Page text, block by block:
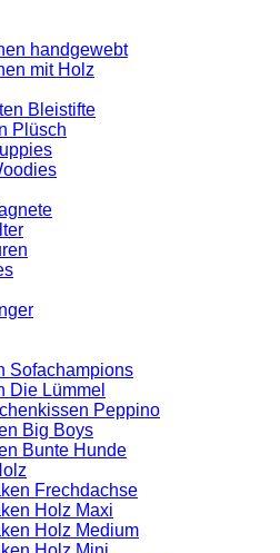
handgewebt
mit Holz
Bleistifte
Plüsch
Sofachampions
Die Lümmel
Peppino
Big Boys
Bunte Hunde
Frechdachse
Holz Maxi
Holz Medium